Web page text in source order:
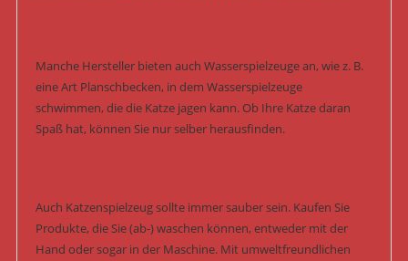
Manche Hersteller bieten auch Wasserspielzeuge an, wie z. B.
eine Art Planschbecken, in dem Wasserspielzeuge
schwimmen, die die Katze jagen kann. Ob Ihre Katze daran
Spaß hat, können Sie nur selber herausfinden.
Auch Katzenspielzeug sollte immer sauber sein. Kaufen Sie
Produkte, die Sie (ab-) waschen können, entweder mit der
Hand oder sogar in der Maschine. Mit umweltfreundlichen